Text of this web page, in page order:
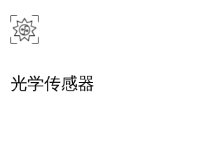
光学传感器